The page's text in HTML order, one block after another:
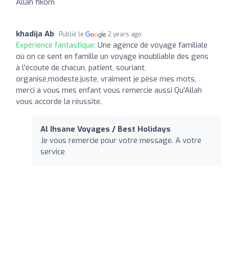
khadija Ab Publié le 2 years ago
Expérience fantastique: Une agence de voyage familiale
où on ce sent en famille un voyage inoubliable des gens
à l'écoute de chacun, patient, souriant,
organisé,modeste,juste, vraiment je pèse mes mots,
merci à vous mes enfant vous remercie aussi Qu'Allah
vous accorde la réussite.
Al Ihsane Voyages / Best Holidays
Je vous remercie pour votre message. A votre
service